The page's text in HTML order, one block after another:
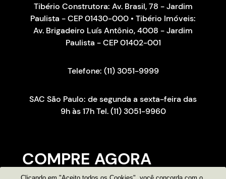
COMPRE AGORA
Tibério Construtora: Av. Brasil, 78 - Jardim
Paulista - CEP 01430-000 • Tibério Imóveis:
Av. Brigadeiro Luís Antônio, 4008 - Jardim
Paulista - CEP 01402-001
Telefone: (11) 3051-9999
SAC São Paulo: de segunda a sexta-feira das
9h às 17h Tel. (11) 3051-9960